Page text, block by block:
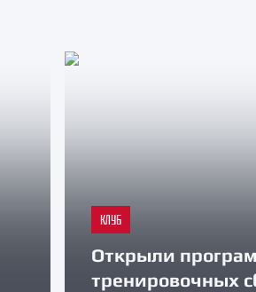
КЛУБ
Открыли
тренировочных